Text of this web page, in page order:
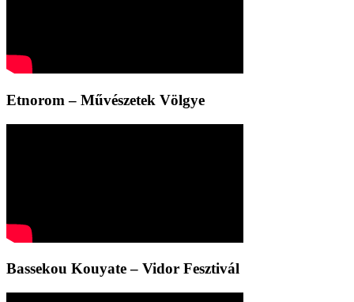
Etnorom – Művészetek Völgye
Bassekou Kouyate – Vidor Fesztivál